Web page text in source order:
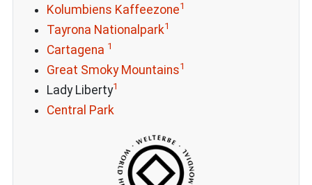
Kolumbiens Kaffeezone1
Tayrona Nationalpark1
Cartagena 1
Great Smoky Mountains1
Lady Liberty1
Central Park